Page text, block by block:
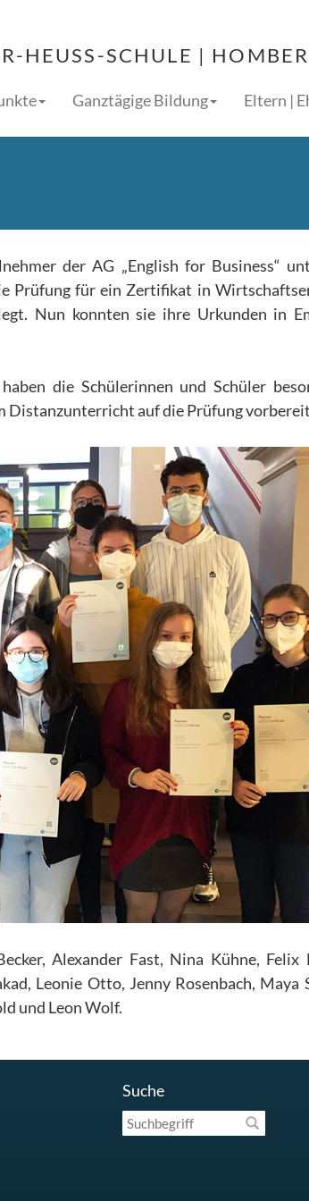
HEUSS-SCHULE |
Ganztägige Bildung Eltern |
der AG „English for Business“
Prüfung für ein Zertifikat in
Nun konnten sie ihre Urkunden in
die Schülerinnen und Schüler
Distanzunterricht auf die Prüfung
Alexander Fast, Nina Kühne, Felix
Leonie Otto, Jenny Rosenbach, Maya
und Leon Wolf.
Suche
Suchbegriff